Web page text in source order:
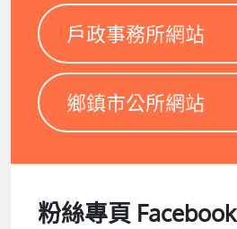
戶政事務所網站
鄉鎮市公所網站
粉絲專頁 Facebook